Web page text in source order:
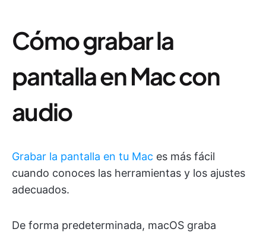
Cómo grabar la
pantalla en Mac con
audio
Grabar la pantalla en tu Mac es más fácil
cuando conoces las herramientas y los ajustes
adecuados.
De forma predeterminada, macOS graba